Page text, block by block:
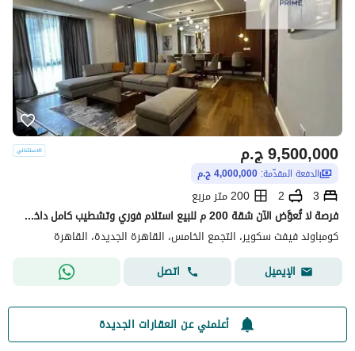
ج.م9,500,000
الدفعة المقدّمة: 4,000,000 ج.م
3
2
200 متر مربع
فرصة لا تُعوَّض الآن شقة 200 م للبيع استلام فوري وتشطيب كامل داخل كمبوند فيفث سكوير المراسم، الجولدن سكوير، التجمع الخامس القاهره الجديده 3 غرف
كومباوند فيفث سكوير، التجمع الخامس، القاهرة الجديدة، القاهرة
الإيميل
اتصل
أعلمني عن العقارات الجديدة